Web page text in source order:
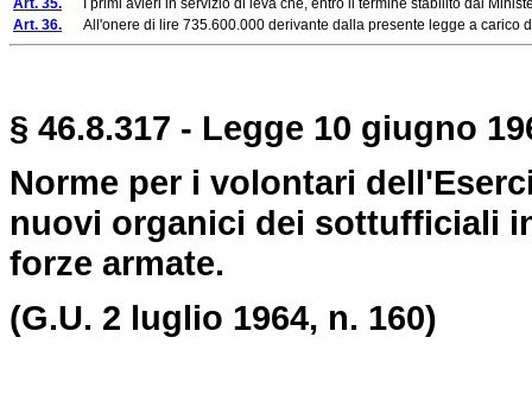
Art. 35. I primi avieri in servizio di leva che, entro il termine stabilito dal
Art. 36. All'onere di lire 735.600.000 derivante dalla presente legge a carico
§ 46.8.317 - Legge 10 giugno
Norme per i volontari
nuovi organici dei sottufficiali
forze armate.
(G.U. 2 luglio 1964, n. 160)